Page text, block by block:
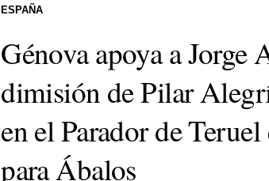
Génova apoya a
dimisión de Pilar
en el Parador de
para Ábalos
ESPAÑA